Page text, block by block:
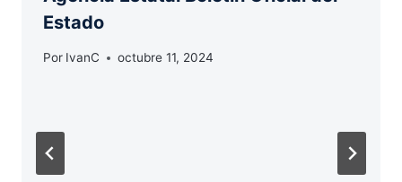
Estado
Por IvanC octubre 11, 2024